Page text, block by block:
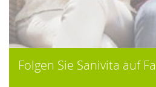
Folgen Sie Sanivita auf